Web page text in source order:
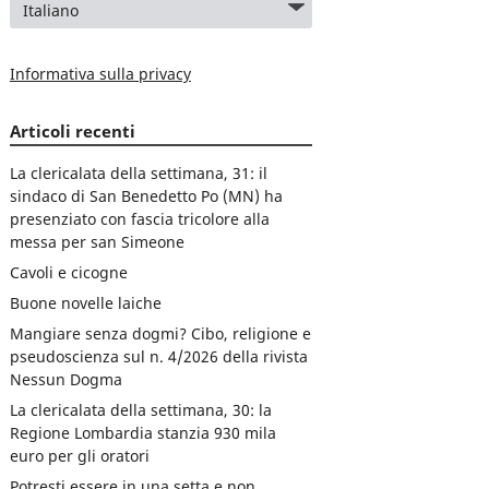
Informativa sulla privacy
Articoli recenti
La clericalata della settimana, 31: il
sindaco di San Benedetto Po (MN) ha
presenziato con fascia tricolore alla
messa per san Simeone
Cavoli e cicogne
Buone novelle laiche
Mangiare senza dogmi? Cibo, religione e
pseudoscienza sul n. 4/2026 della rivista
Nessun Dogma
La clericalata della settimana, 30: la
Regione Lombardia stanzia 930 mila
euro per gli oratori